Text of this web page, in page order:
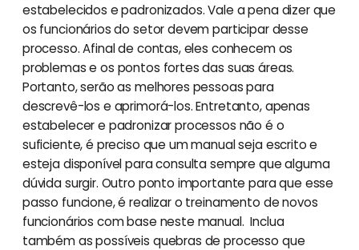
estabelecidos e padronizados. Vale a pena dizer que
os funcionários do setor devem participar desse
processo. Afinal de contas, eles conhecem os
problemas e os pontos fortes das suas áreas.
Portanto, serão as melhores pessoas para
descrevê-los e aprimorá-los. Entretanto, apenas
estabelecer e padronizar processos não é o
suficiente, é preciso que um manual seja escrito e
esteja disponível para consulta sempre que alguma
dúvida surgir. Outro ponto importante para que esse
passo funcione, é realizar o treinamento de novos
funcionários com base neste manual. Inclua
também as possíveis quebras de processo que